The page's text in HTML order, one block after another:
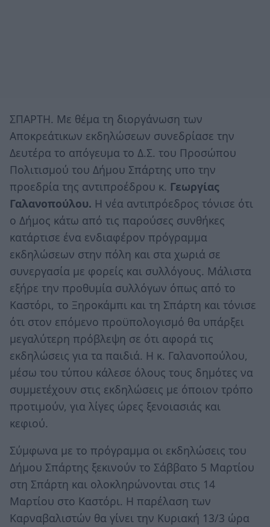
ΣΠΑΡΤΗ. Με θέμα τη διοργάνωση των
Αποκρεάτικων εκδηλώσεων συνεδρίασε την
Δευτέρα το απόγευμα το Δ.Σ. του Προσώπου
Πολιτισμού του Δήμου Σπάρτης υπο την
προεδρία της αντιπροέδρου κ. Γεωργίας
Γαλανοπούλου. Η νέα αντιπρόεδρος τόνισε ότι
ο Δήμος κάτω από τις παρούσες συνθήκες
κατάρτισε ένα ενδιαφέρον πρόγραμμα
εκδηλώσεων στην πόλη και στα χωριά σε
συνεργασία με φορείς και συλλόγους. Μάλιστα
εξήρε την προθυμία συλλόγων όπως από το
Καστόρι, το Ξηροκάμπι και τη Σπάρτη και τόνισε
ότι στον επόμενο προϋπολογισμό θα υπάρξει
μεγαλύτερη πρόβλεψη σε ότι αφορά τις
εκδηλώσεις για τα παιδιά. Η κ. Γαλανοπούλου,
μέσω του τύπου κάλεσε όλους τους δημότες να
συμμετέχουν στις εκδηλώσεις με όποιον τρόπο
προτιμούν, για λίγες ώρες ξενοιασιάς και
κεφιού.
Σύμφωνα με το πρόγραμμα οι εκδηλώσεις του
Δήμου Σπάρτης ξεκινούν το Σάββατο 5 Μαρτίου
στη Σπάρτη και ολοκληρώνονται στις 14
Μαρτίου στο Καστόρι. Η παρέλαση των
Καρναβαλιστών θα γίνει την Κυριακή 13/3 ώρα